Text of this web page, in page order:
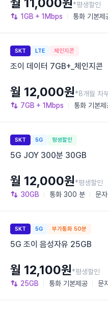
1GB + 1Mbps 통화 기본제
*평생할인
SKT LTE 체인지콘
조이 데이터 7GB+_체인지콘
7GB + 1Mbps 통화 기본제
월 12,000원*8개월 차
SKT 5G 평생할인
5G JOY 300분 30GB
30GB 통화 300 분 문자
월 12,000원*평생할인
SKT 5G 부가통화 50분
5G 조이 음성자유 25GB
25GB 통화 기본제공 문
월 12,100원*평생할인